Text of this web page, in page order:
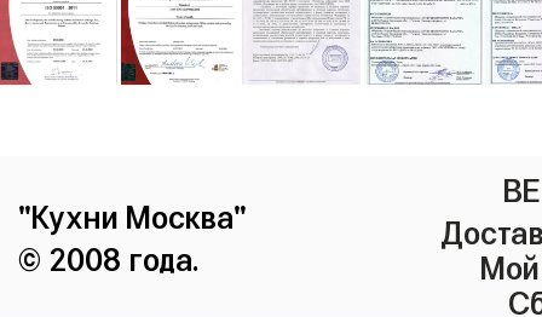
"Кухни Москва"
© 2008 года.